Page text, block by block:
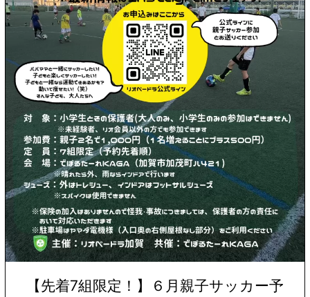
【先着7組限定！】６月親子サッカー予